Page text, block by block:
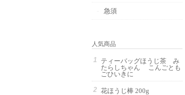
急須
人気商品
ティーバッグほうじ茶 み
たらしちゃん こんごとも
ごひいきに
花ほうじ棒 200g